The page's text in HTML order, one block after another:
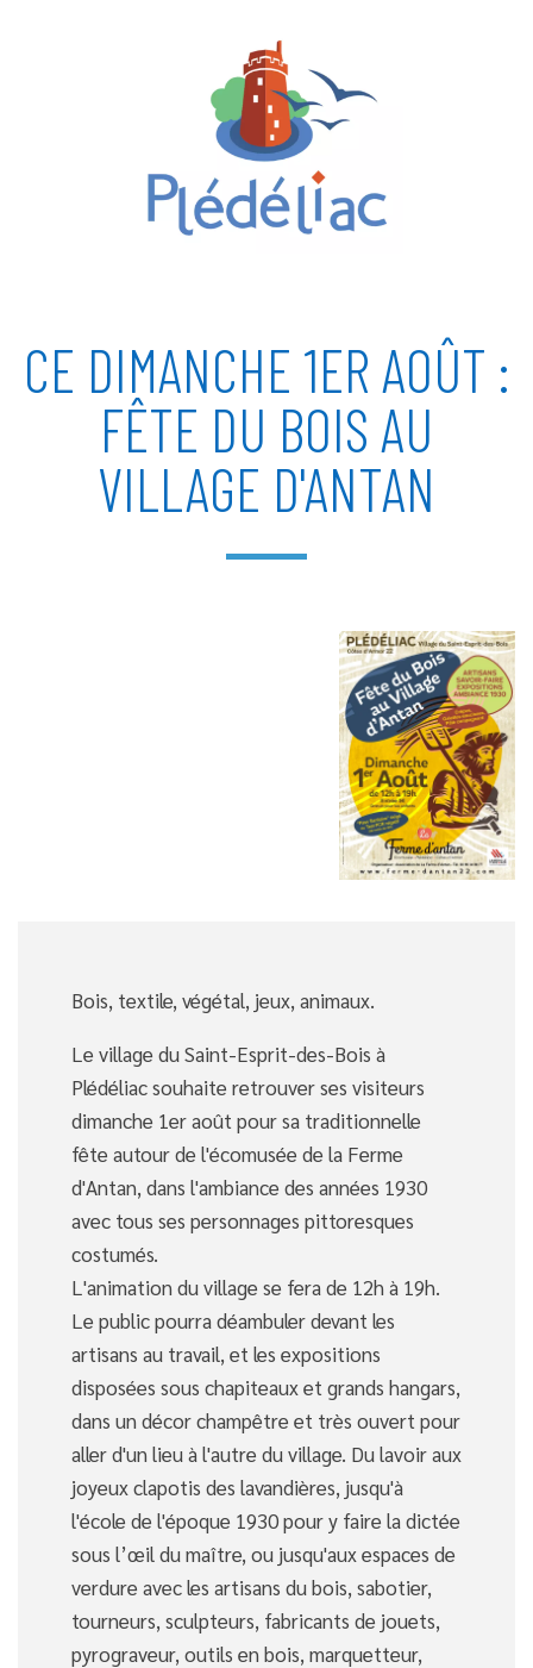
CE DIMANCHE 1ER AOÛT :
FÊTE DU BOIS AU
VILLAGE D'ANTAN
Bois, textile, végétal, jeux, animaux.
Le village du Saint-Esprit-des-Bois à
Plédéliac souhaite retrouver ses visiteurs
dimanche 1er août pour sa traditionnelle
fête autour de l'écomusée de la Ferme
d'Antan, dans l'ambiance des années 1930
avec tous ses personnages pittoresques
costumés.
L'animation du village se fera de 12h à 19h.
Le public pourra déambuler devant les
artisans au travail, et les expositions
disposées sous chapiteaux et grands hangars,
dans un décor champêtre et très ouvert pour
aller d'un lieu à l'autre du village. Du lavoir aux
joyeux clapotis des lavandières, jusqu'à
l'école de l'époque 1930 pour y faire la dictée
sous l’œil du maître, ou jusqu'aux espaces de
verdure avec les artisans du bois, sabotier,
tourneurs, sculpteurs, fabricants de jouets,
pyrograveur, outils en bois, marquetteur,